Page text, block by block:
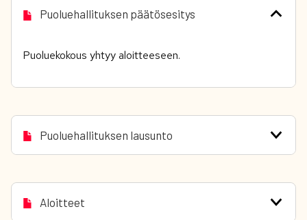
Puoluehallituksen päätösesitys
Puoluekokous yhtyy aloitteeseen.
Puoluehallituksen lausunto
Aloitteet